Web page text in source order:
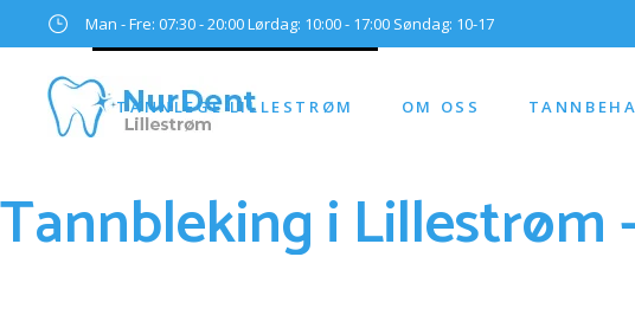
Man - Fre: 07:30 - 20:00 Lørdag: 10:00 - 17:00 Søndag: 10-17
TANNLEGE LILLESTRØM OM OSS
Tannbleking i Lillestrøm